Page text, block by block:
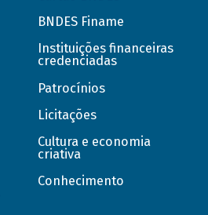
BNDES Finame
Instituições financeiras
credenciadas
Patrocínios
Licitações
Cultura e economia
criativa
Conhecimento